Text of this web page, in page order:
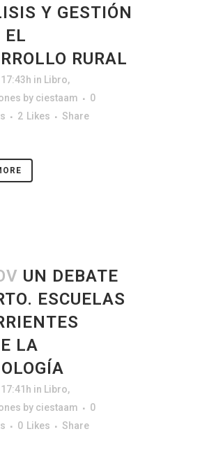
Y GESTIÓN
EL
RURAL
in Libro,
by ciestaam
0
2 Likes Share
UN DEBATE
ESCUELAS
LA
in Libro,
by ciestaam
0
0 Likes Share